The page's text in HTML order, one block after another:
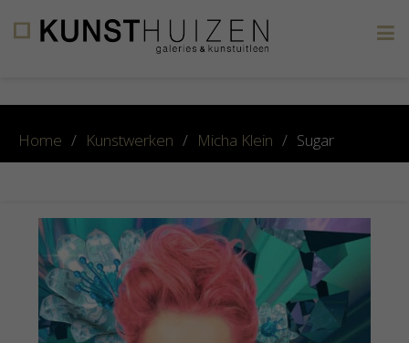
Home / Kunstwerken / Micha Klein / Sugar